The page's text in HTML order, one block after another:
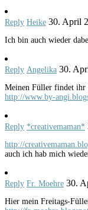
Reply Heike 30. April
Ich bin auch wieder
Reply Angelika 30.
Meinen Füller findet ihr
http://www.by-
Reply *creativemaman*
http://
auch ich hab mich
Reply Fr. Moehre 30.
Hier mein Freitags-